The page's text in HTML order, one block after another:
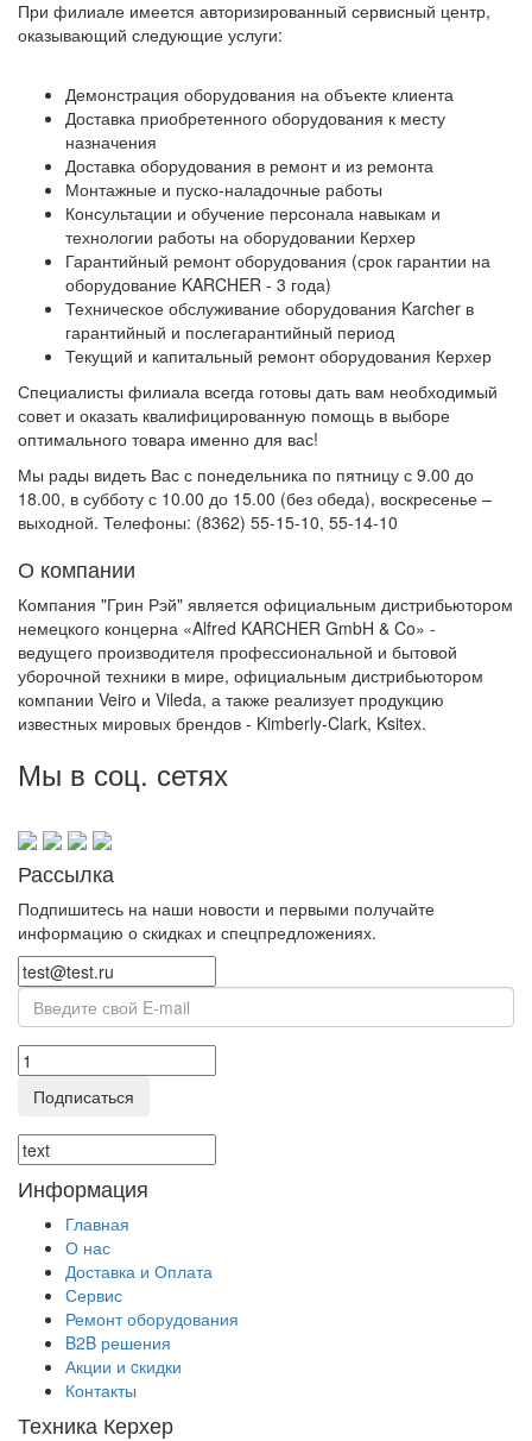
При филиале имеется авторизированный сервисный центр,
оказывающий следующие услуги:
Демонстрация оборудования на объекте клиента
Доставка приобретенного оборудования к месту
назначения
Доставка оборудования в ремонт и из ремонта
Монтажные и пуско-наладочные работы
Консультации и обучение персонала навыкам и
технологии работы на оборудовании Керхер
Гарантийный ремонт оборудования (срок гарантии на
оборудование KARCHER - 3 года)
Техническое обслуживание оборудования Karcher в
гарантийный и послегарантийный период
Текущий и капитальный ремонт оборудования Керхер
Специалисты филиала всегда готовы дать вам необходимый
совет и оказать квалифицированную помощь в выборе
оптимального товара именно для вас!
Мы рады видеть Вас с понедельника по пятницу с 9.00 до
18.00, в субботу с 10.00 до 15.00 (без обеда), воскресенье –
выходной. Телефоны: (8362) 55-15-10, 55-14-10
О компании
Компания "Грин Рэй" является официальным дистрибьютором
немецкого концерна «Alfred KARCHER GmbH & Co» -
ведущего производителя профессиональной и бытовой
уборочной техники в мире, официальным дистрибьютором
компании Veiro и Vileda, а также реализует продукцию
известных мировых брендов - Kimberly-Clark, Ksitex.
Мы в соц. сетях
Рассылка
Подпишитесь на наши новости и первыми получайте
информацию о скидках и спецпредложениях.
Подписаться
Информация
Главная
О нас
Доставка и Оплата
Сервис
Ремонт оборудования
B2B решения
Акции и cкидки
Контакты
Техника Керхер